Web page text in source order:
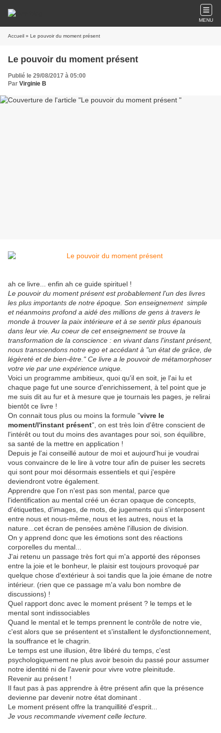
MENU
Accueil » Le pouvoir du moment présent
Le pouvoir du moment présent
Publié le 29/08/2017 à 05:00
Par Virginie B
ah ce livre... enfin ah ce guide spirituel !
Le pouvoir du moment présent est probablement l'un des livres
les plus importants de notre époque. Son enseignement simple
et néanmoins profond a aidé des millions de gens à travers le
monde à trouver la paix intérieure et à se sentir plus épanouis
dans leur vie. Au coeur de cet enseignement se trouve la
transformation de la conscience : en vivant dans l'instant présent,
nous transcendons notre ego et accédant à "un état de grâce, de
légèreté et de bien-être." Ce livre a le pouvoir de métamorphoser
votre vie par une expérience unique.
Voici un programme ambitieux, quoi qu'il en soit, je l'ai lu et
chaque page fut une source d'enrichissement, à tel point que je
me suis dit au fur et à mesure que je tournais les pages, je relirai
bientôt ce livre !
On connait tous plus ou moins la formule "vivre le
moment/l'instant présent", on est très loin d'être conscient de
l'intérêt ou tout du moins des avantages pour soi, son équilibre,
sa santé de la mettre en application !
Depuis je l'ai conseillé autour de moi et aujourd'hui je voudrai
vous convaincre de le lire à votre tour afin de puiser les secrets
qui sont pour moi désormais essentiels et qui j'espère
deviendront votre également.
Apprendre que l'on n'est pas son mental, parce que
l'identification au mental créé un écran opaque de concepts,
d'étiquettes, d'images, de mots, de jugements qui s'interposent
entre nous et nous-même, nous et les autres, nous et la
nature...cet écran de pensées amène l'illusion de division.
On y apprend donc que les émotions sont des réactions
corporelles du mental...
J'ai retenu un passage très fort qui m'a apporté des réponses
entre la joie et le bonheur, le plaisir est toujours provoqué par
quelque chose d'extérieur à soi tandis que la joie émane de notre
intérieur. (rien que ce passage m'a valu bon nombre de
discussions) !
Quel rapport donc avec le moment présent ? le temps et le
mental sont indissociables
Quand le mental et le temps prennent le contrôle de notre vie,
c'est alors que se présentent et s'installent le dysfonctionnement,
la souffrance et le chagrin.
Le temps est une illusion, être libéré du temps, c'est
psychologiquement ne plus avoir besoin du passé pour assumer
notre identité ni de l'avenir pour vivre votre pleinitude.
Revenir au présent !
Il faut pas à pas apprendre à être présent afin que la présence
devienne par devenir notre état dominant .
Le moment présent offre la tranquillité d'esprit...
Je vous recommande vivement celle lecture.